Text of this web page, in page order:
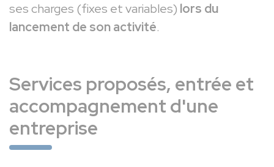
ses charges (fixes et variables) lors du
lancement de son activité.
Services proposés, entrée et
accompagnement d'une
entreprise